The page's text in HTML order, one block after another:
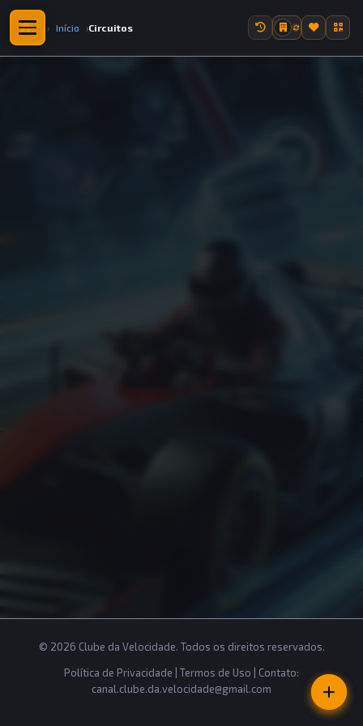
Início Circuitos
© 2026 Clube da Velocidade. Todos os direitos reservados.
Política de Privacidade
Termos de Uso | Contato:
canal.clube.da.velocidade@gmail.com